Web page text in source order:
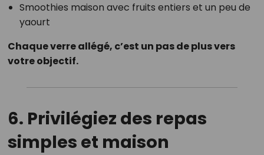
Smoothies maison avec fruits entiers et un peu de
yaourt
Chaque verre allégé, c’est un pas de plus vers
votre objectif.
6. Privilégiez des repas
simples et maison